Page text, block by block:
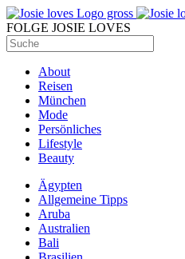
FOLGE JOSIE LOVES
About
Reisen
München
Mode
Persönliches
Lifestyle
Beauty
Ägypten
Allgemeine Tipps
Aruba
Australien
Bali